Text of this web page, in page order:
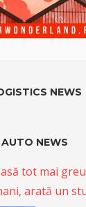
NEWS
NEWS
tot mai
arată un